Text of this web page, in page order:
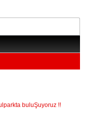
buluŞuyoruz !!